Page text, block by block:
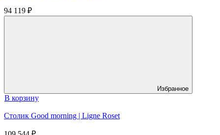
94 119 ₽
Избранное
В корзину
Столик Good morning | Ligne Roset